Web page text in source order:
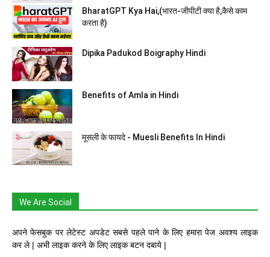
BharatGPT Kya Hai,(भारत-जीपीटी क्या है,कैसे काम
करता है)
Dipika Padukod Boigraphy Hindi
Benefits of Amla in Hindi
मूसली के फायदे - Muesli Benefits In Hindi
We Are Social
अपने फेसबुक पर लेटेस्ट अपडेट सबसे पहले पाने के लिए हमारा पेज अवश्य लाइक
कर ले | अभी लाइक करने के लिए लाइक बटन दबाये |